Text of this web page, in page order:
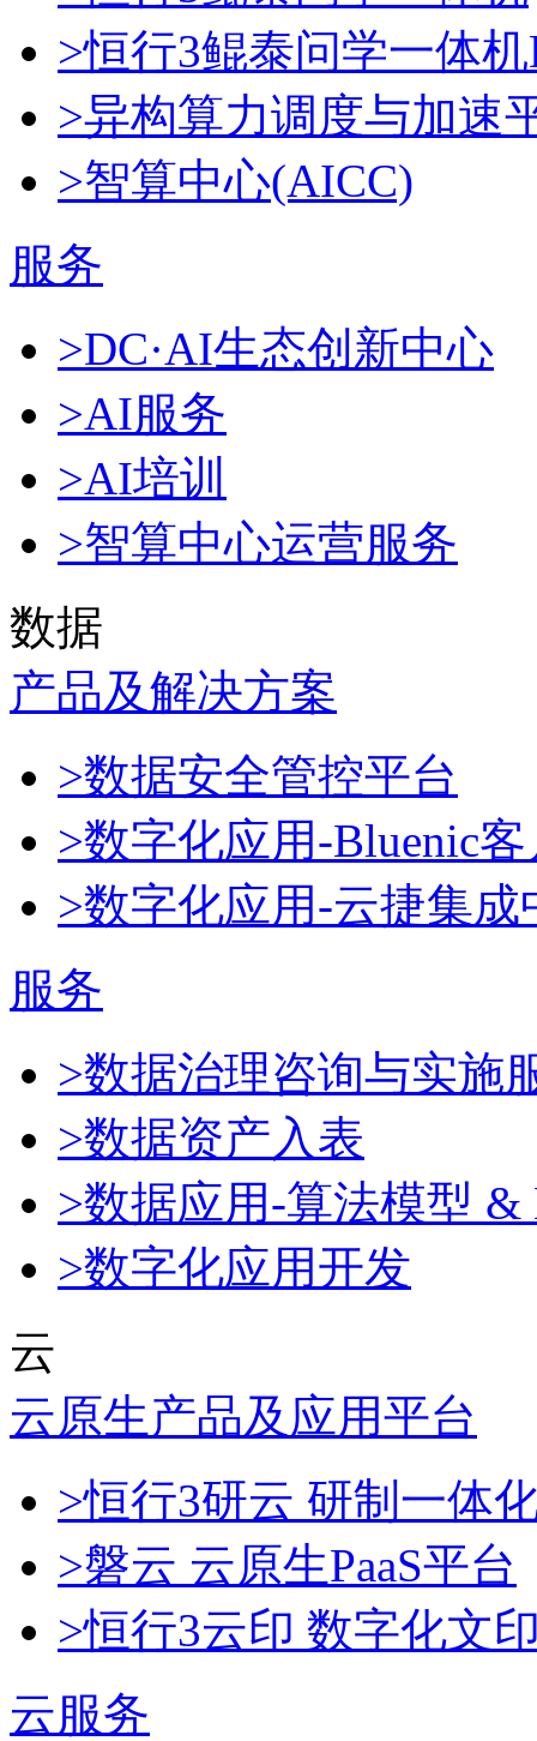
>恒行3鲲泰问学一体机
>异构算力调度与加速
>智算中心(AICC)
服务
>DC·AI生态创新中心
>AI服务
>AI培训
>智算中心运营服务
数据
产品及解决方案
>数据安全管控平台
>数字化应用-Bluenic
>数字化应用-云捷集成
服务
>数据治理咨询与实施
>数据资产入表
>数据应用-算法模型 &
>数字化应用开发
云
云原生产品及应用平台
>恒行3研云 研制一体
>磐云 云原生PaaS平台
>恒行3云印 数字化文
云服务